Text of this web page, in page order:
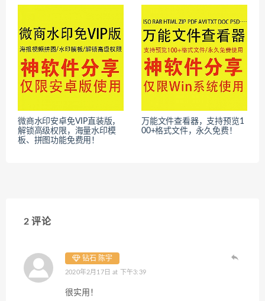
微商水印安卓免VIP直装版，
解锁高级权限，海量水印模
板、拼图功能免费用！
万能文件查看器，支持预览1
00+格式文件，永久免费！
2 评论
钻石 陈宇
2020年2月17日 at 下午3:39
很实用！